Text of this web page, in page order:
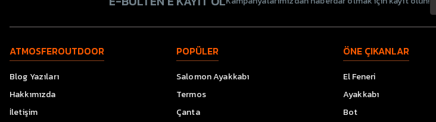
ATMOSFEROUTDOOR
Blog Yazıları
Hakkımızda
İletişim
POPÜLER
Salomon Ayakkabı
Termos
Çanta
ÖNE ÇIKANLAR
El Feneri
Ayakkabı
Bot